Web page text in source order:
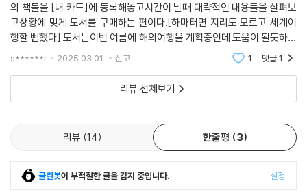
하지만 이처럼 다양한 이유들을 제치고, 결국 멜버른이 살기 좋은 도시인
근본적 이유는 다양한 사람과 문화가 한데 어울려 조화를 이루고 있다는
점이라고 생각합니다. 현대는 전 세계의 사회가 하나로 연결되어 있는 세
계화 시대예요. 그렇기에 다른 인종과 문화에 대한 이해와 포용이 무엇보
다도 중요하죠. 나와 다르다는 이유만으로 상대를 혐오하고 배척하는 태도
는 결국 한 사회, 국가를 고립시키고 발전을 막습니다. 서로의 다름을 이해
도시란 어떤 도시인지에 대해서 다시 한번 생각해 볼 수 있었어요.
--- 「GATE 11. 가장 살기 좋은 도시는 어디? ─ 오스트레일리아 멜버른」
중에서
마무리 꼭지가 다채로운 이야깃거리를 제시한다. ‘여행지 곱씹기’ 꼭지는
각 부에서 살펴본 네 도시를 되돌아보는 한편 도시를 둘러싼 논의와 문제
에 관해 핵심 키워드를 짚고 심도 있는 해설을 제공한다. 또 ‘미디어에서 도
시 찾기’ 꼭지는 각 장에서 다룬 도시가 영화, 게임, 소설, 뉴스 등에 등장한
흥미로운 사례를 소개하며 도시의 매력에 풍성한 색채를 더한다.
중세 건축물, 본토 요리, 축구 리그…
낯선 풍경과 만나고, 새로운 사람들과 문화를 경험하며 나의 세상을 넓혀
의 책들을 [내 카드]에 등록해놓고시간이 날때 대략적인 내용들을 살펴보
고상황에 맞게 도서를 구매하는 편이다.[하마터면 지리도 모르고 세계여
행할 뻔했다] 도서는이번 여름에 해외여행을 계획중인데 도움이 될듯하여
구매하였다.아이들과 함께 가는 해외여행에 방문하는 도시의 역사적인 내
s******r 2025.03.01. 신고 1 댓글1
리뷰 전체보기
리뷰 14 한줄평 3
클린봇이 부적절한 글을 감지 중입니다. 설정